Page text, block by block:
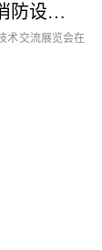
拓源助力三一亮相第二十届国际消防设备展
术交流展览会在